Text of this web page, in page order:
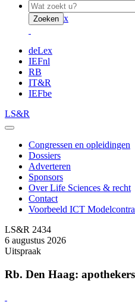
Zoeken x
deLex
IEFnl
RB
IT&R
IEFbe
LS&R
Congressen en opleidingen
Dossiers
Adverteren
Sponsors
Over Life Sciences & recht
Contact
Voorbeeld ICT
LS&R 2434
6 augustus 2026
Uitspraak
Rb. Den Haag: